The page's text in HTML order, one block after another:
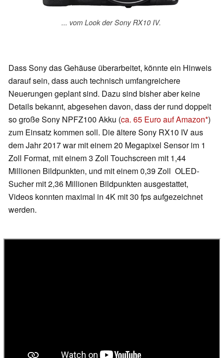
... vom Look der Sony RX10 IV.
Dass Sony das Gehäuse überarbeitet, könnte ein Hinweis
darauf sein, dass auch technisch umfangreichere
Neuerungen geplant sind. Dazu sind bisher aber keine
Details bekannt, abgesehen davon, dass der rund doppelt
so große Sony NPFZ100 Akku (ca. 65 Euro auf Amazon )
zum Einsatz kommen soll. Die ältere Sony RX10 IV aus
dem Jahr 2017 war mit einem 20 Megapixel Sensor im 1
Zoll Format, mit einem 3 Zoll Touchscreen mit 1,44
Millionen Bildpunkten, und mit einem 0,39 Zoll OLED-
Sucher mit 2,36 Millionen Bildpunkten ausgestattet,
Videos konnten maximal in 4K mit 30 fps aufgezeichnet
werden.